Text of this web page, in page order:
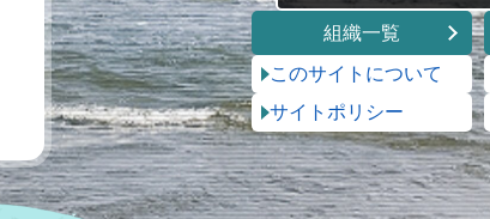
組織一覧
このサイトについて
サイトポリシー